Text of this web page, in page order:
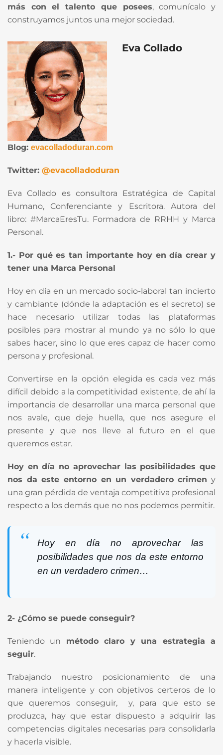
más con el talento que posees, comunícalo y
construyamos juntos una mejor sociedad.
Eva Collado
Blog: evacolladoduran.com
Twitter: @evacolladoduran
Eva Collado es consultora Estratégica de Capital
Humano, Conferenciante y Escritora. Autora del
libro: #MarcaEresTu. Formadora de RRHH y Marca
Personal.
1.- Por qué es tan importante hoy en día crear y
tener una Marca Personal
Hoy en día en un mercado socio-laboral tan incierto
y cambiante (dónde la adaptación es el secreto) se
hace necesario utilizar todas las plataformas
posibles para mostrar al mundo ya no sólo lo que
sabes hacer, sino lo que eres capaz de hacer como
persona y profesional.
Convertirse en la opción elegida es cada vez más
difícil debido a la competitividad existente, de ahí la
importancia de desarrollar una marca personal que
nos avale, que deje huella, que nos asegure el
presente y que nos lleve al futuro en el que
queremos estar.
Hoy en día no aprovechar las posibilidades que
nos da este entorno en un verdadero crimen y
una gran pérdida de ventaja competitiva profesional
respecto a los demás que no nos podemos permitir.
Hoy en día no aprovechar las
posibilidades que nos da este entorno
en un verdadero crimen…
2- ¿Cómo se puede conseguir?
Teniendo un método claro y una estrategia a
seguir.
Trabajando nuestro posicionamiento de una
manera inteligente y con objetivos certeros de lo
que queremos conseguir, y, para que esto se
produzca, hay que estar dispuesto a adquirir las
competencias digitales necesarias para consolidarla
y hacerla visible.